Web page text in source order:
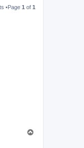
•Page 1 of 1